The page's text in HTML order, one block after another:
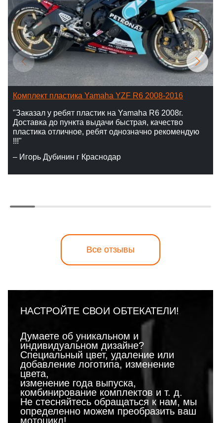
Комплект пластика Yamaha YZF R6 2008-2016
"Заказал у ребят пластик на Yamaha R6 2008г.
Доставка до пункта выдачи быстрая, качество
пластика отличное, ребят однозначно рекомендую
!!!"
– Игорь Дубинин г Краснодар
Все отзывы
НАСТРОЙТЕ СВОИ ОБТЕКАТЕЛИ!
Думаете об уникальном и
индивидуальном дизайне?
Специальный цвет, удаление или
добавление логотипа, изменение
цвета,
изменение года выпуска,
комбинирование комплектов и т. д.
Не стесняйтесь обращаться к нам, мы
определенно можем преобразить ваш
мотоцикл!